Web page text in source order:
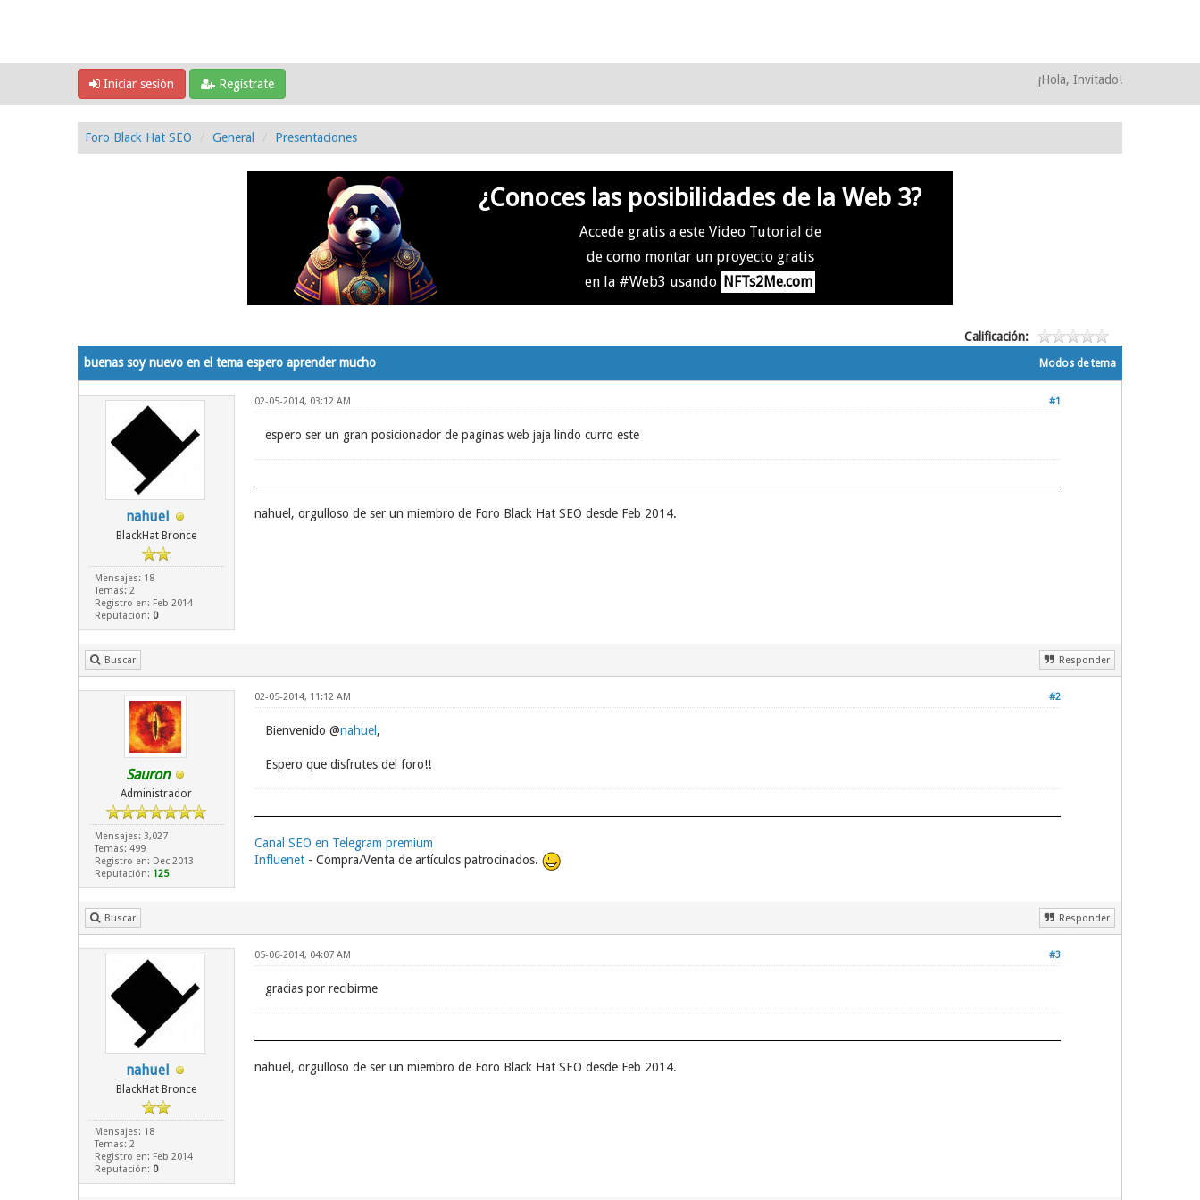
Iniciar sesión Regístrate ¡Hola, Invitado!
Foro Black Hat SEO General Presentaciones
¿Conoces las posibilidades de la Web 3?
Accede gratis a este Video Tutorial de
de como montar un proyecto gratis
en la #Web3 usando NFTs2Me.com
Calificación:
Modos de tema
buenas soy nuevo en el tema espero aprender mucho
nahuel
BlackHat Bronce
Mensajes: 18
Temas: 2
Registro en: Feb 2014
Reputación: 0
#1
02-05-2014, 03:12 AM
espero ser un gran posicionador de paginas web jaja lindo curro este
nahuel, orgulloso de ser un miembro de Foro Black Hat SEO desde Feb 2014.
Buscar Responder
Sauron
Administrador
Mensajes: 3,027
Temas: 499
Registro en: Dec 2013
Reputación: 125
#2
02-05-2014, 11:12 AM
Bienvenido @nahuel ,
Espero que disfrutes del foro!!
Canal SEO en Telegram premium
Influenet- Compra/Venta de artículos patrocinados.
Buscar Responder
nahuel
BlackHat Bronce
Mensajes: 18
Temas: 2
Registro en: Feb 2014
Reputación: 0
#3
05-06-2014, 04:07 AM
gracias por recibirme
nahuel, orgulloso de ser un miembro de Foro Black Hat SEO desde Feb 2014.